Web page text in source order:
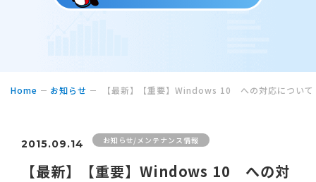
Home お知らせ 【最新】【重要】Windows 10 への対応について
2015.09.14 お知らせ/メンテナンス情報
【最新】【重要】Windows 10 への対